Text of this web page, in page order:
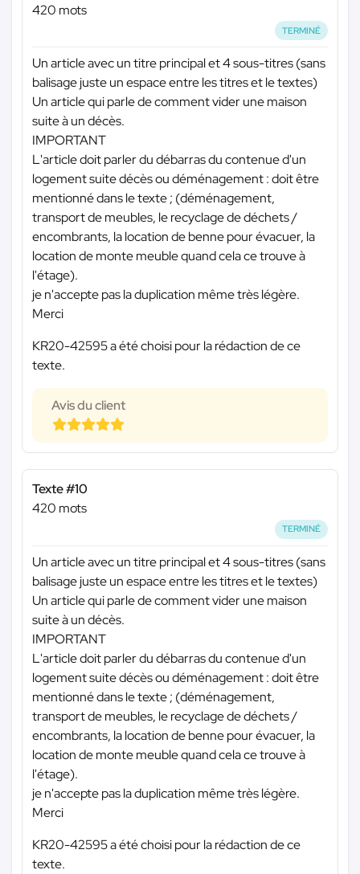
420 mots
TERMINÉ
Un article avec un titre principal et 4 sous-titres (sans
balisage juste un espace entre les titres et le textes)
Un article qui parle de comment vider une maison
suite à un décès.
IMPORTANT
L'article doit parler du débarras du contenue d'un
logement suite décès ou déménagement : doit être
mentionné dans le texte ; (déménagement,
transport de meubles, le recyclage de déchets /
encombrants, la location de benne pour évacuer, la
location de monte meuble quand cela ce trouve à
l'étage).
je n'accepte pas la duplication même très légère.
Merci
KR20-42595 a été choisi pour la rédaction de ce
texte.
Avis du client
Texte #10
420 mots
TERMINÉ
Un article avec un titre principal et 4 sous-titres (sans
balisage juste un espace entre les titres et le textes)
Un article qui parle de comment vider une maison
suite à un décès.
IMPORTANT
L'article doit parler du débarras du contenue d'un
logement suite décès ou déménagement : doit être
mentionné dans le texte ; (déménagement,
transport de meubles, le recyclage de déchets /
encombrants, la location de benne pour évacuer, la
location de monte meuble quand cela ce trouve à
l'étage).
je n'accepte pas la duplication même très légère.
Merci
KR20-42595 a été choisi pour la rédaction de ce
texte.